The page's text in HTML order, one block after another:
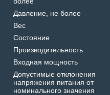
Давление, не более
Вес
Состояние
Производительность
Входная мощность
Допустимые отклонения
напряжения питания от
номинального значения